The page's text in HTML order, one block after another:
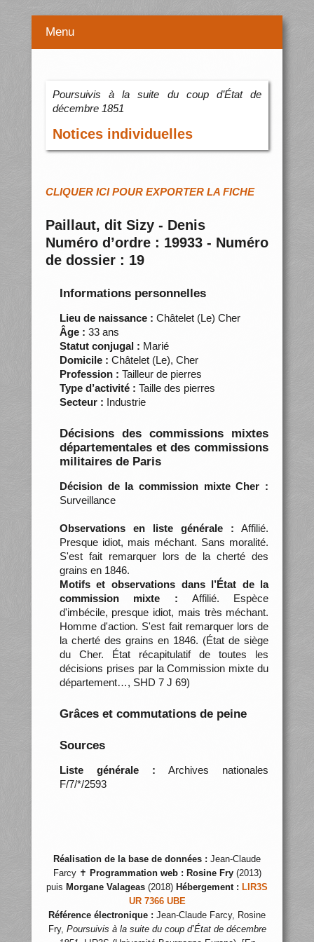
Menu
Poursuivis à la suite du coup d’État de
décembre 1851
Notices individuelles
CLIQUER ICI POUR EXPORTER LA FICHE
Paillaut, dit Sizy - Denis
Numéro d’ordre : 19933 - Numéro
de dossier : 19
Informations personnelles
Lieu de naissance : Châtelet (Le) Cher
Âge : 33 ans
Statut conjugal : Marié
Domicile : Châtelet (Le), Cher
Profession : Tailleur de pierres
Type d’activité : Taille des pierres
Secteur : Industrie
Décisions des commissions mixtes
départementales et des commissions
militaires de Paris
Décision de la commission mixte Cher :
Surveillance
Observations en liste générale : Affilié.
Presque idiot, mais méchant. Sans moralité.
S'est fait remarquer lors de la cherté des
grains en 1846.
Motifs et observations dans l’État de la
commission mixte : Affilié. Espèce
d'imbécile, presque idiot, mais très méchant.
Homme d'action. S'est fait remarquer lors de
la cherté des grains en 1846. (État de siège
du Cher. État récapitulatif de toutes les
décisions prises par la Commission mixte du
département…, SHD 7 J 69)
Grâces et commutations de peine
Sources
Liste générale : Archives nationales
F/7/*/2593
Réalisation de la base de données : Jean-Claude
Farcy ✝ Programmation web : Rosine Fry(2013)
puis Morgane Valageas (2018) Hébergement : LIR3S
UR 7366 UBE
Référence électronique : Jean-Claude Farcy, Rosine
Fry, Poursuivis à la suite du coup d’État de décembre